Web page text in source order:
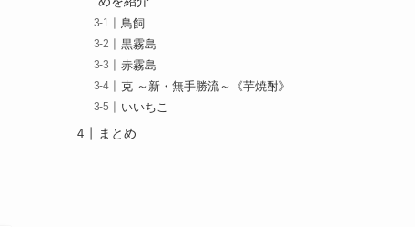
鳥飼
黒霧島
赤霧島
克 ～新・無手勝流～《芋焼酎》
いいちこ
まとめ